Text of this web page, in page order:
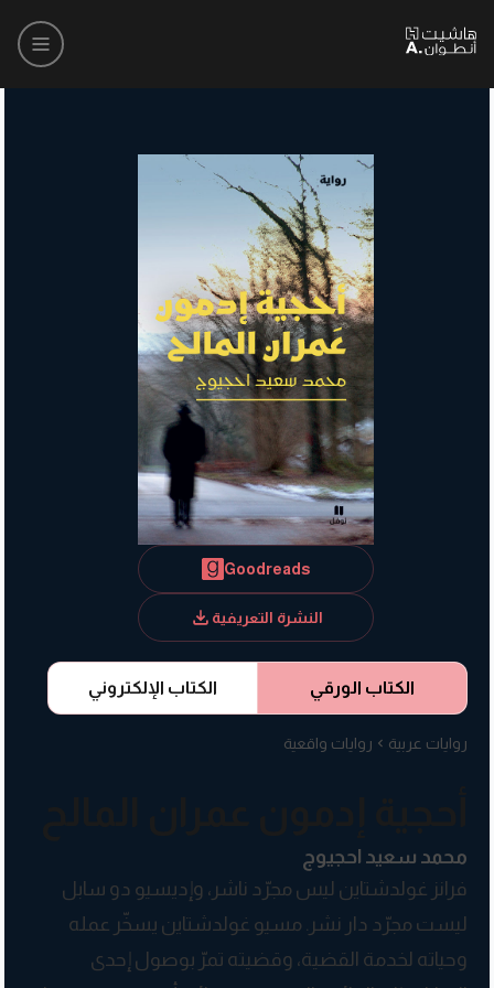
الكتاب الورقي الكتاب الإلكتروني
روايات عربية روايات واقعية
محمد سعيد احجيوج
فرانز غولدشتاين ليس مجرّد ناشر، وإديسيو دو سابل
ليست مجرّد دار نشر. مسيو غولدشتاين يسخّر عمله
وحياته لخدمة القضية، وقضيته تمرّ بوصول إحدى
Goodreads
النشرة التعريفية